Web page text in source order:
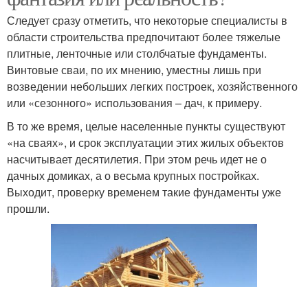
Следует сразу отметить, что некоторые специалисты в
области строительства предпочитают более тяжелые
плитные, ленточные или столбчатые фундаменты.
Винтовые сваи, по их мнению, уместны лишь при
возведении небольших легких построек, хозяйственного
или «сезонного» использования – дач, к примеру.
В то же время, целые населенные пункты существуют
«на сваях», и срок эксплуатации этих жилых объектов
насчитывает десятилетия. При этом речь идет не о
дачных домиках, а о весьма крупных постройках.
Выходит, проверку временем такие фундаменты уже
прошли.